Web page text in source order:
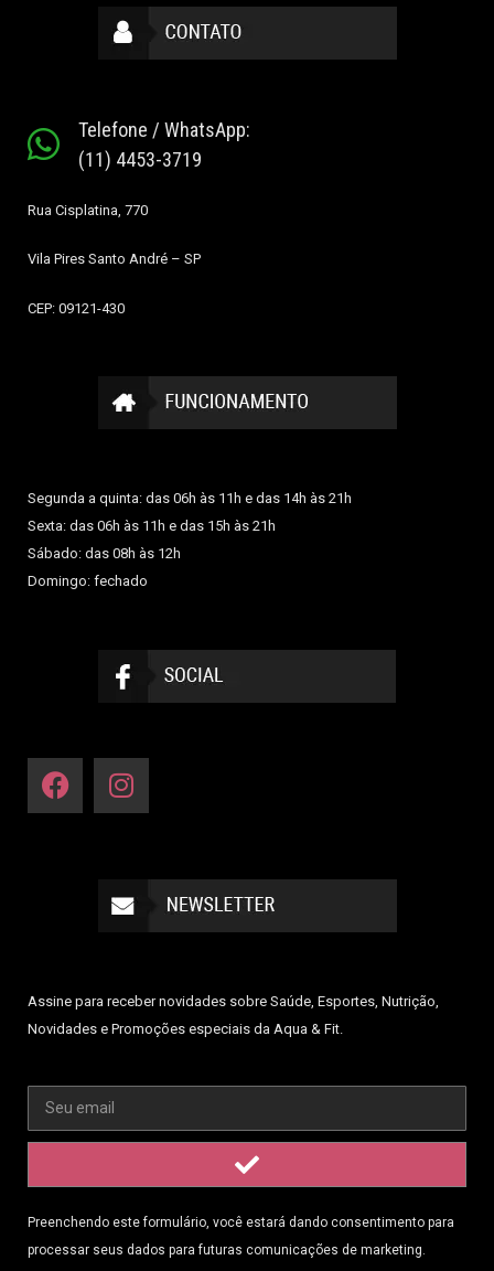
Telefone / WhatsApp:
(11) 4453-3719
Rua Cisplatina, 770
Vila Pires Santo André – SP
CEP: 09121-430
Segunda a quinta: das 06h às 11h e das 14h às 21h
Sexta: das 06h às 11h e das 15h às 21h
Sábado: das 08h às 12h
Domingo: fechado
Assine para receber novidades sobre Saúde, Esportes, Nutrição,
Novidades e Promoções especiais da Aqua & Fit.
Preenchendo este formulário, você estará dando consentimento para
processar seus dados para futuras comunicações de marketing.